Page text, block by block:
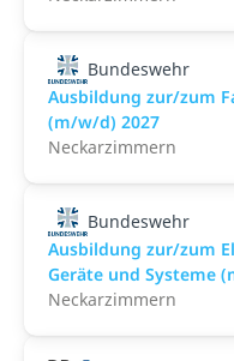
Bundeswehr
Ausbildung zur/zum
(m/w/d) 2027
Neckarzimmern
Bundeswehr
Ausbildung zur/zum
Geräte und Systeme
Neckarzimmern